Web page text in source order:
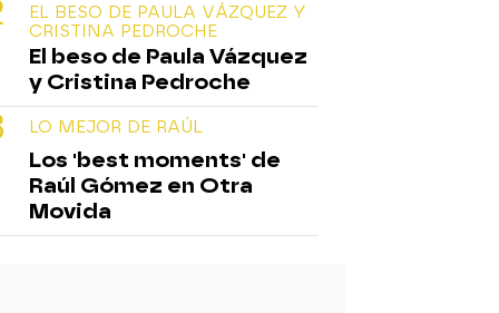
EL BESO DE PAULA VÁZQUEZ Y
CRISTINA PEDROCHE
El beso de Paula Vázquez
y Cristina Pedroche
LO MEJOR DE RAÚL
Los 'best moments' de
Raúl Gómez en Otra
Movida